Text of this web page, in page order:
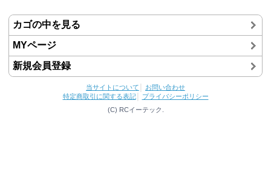
カゴの中を見る
MYページ
新規会員登録
当サイトについて
お問い合わせ
特定商取引に関する表記│
プライバシーポリシー
(C) RCイーテック.